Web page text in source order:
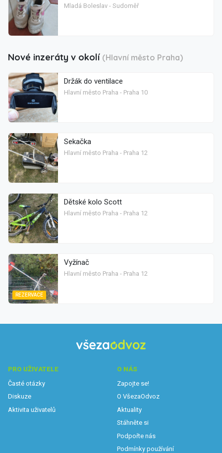
Mladá Boleslav - Sudoměř
Nové inzeráty v okolí (Hlavní město Praha)
Držák do ventilace
Hlavní město Praha - Praha 10
Sekačka
Hlavní město Praha - Praha 12
Dětské kolo Scott
Hlavní město Praha - Praha 12
REZERVACE
Vyžínač
Hlavní město Praha - Praha 12
PRO UŽIVATELE
Časté otázky
Diskuze
Aktivita uživatelů
O NÁS
Zapojte se!
O VšezaOdvoz
Aktuality
Stáhněte si
Podpořte nás
Podmínky používání